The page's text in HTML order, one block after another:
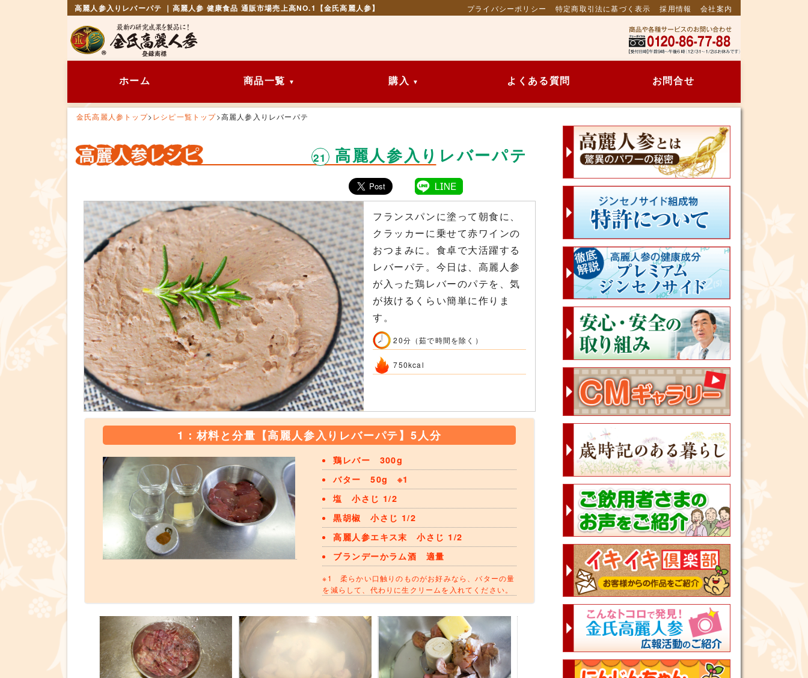
高麗人参入りレバーパテ ｜高麗人参 健康食品 通販市場売上高NO.1【金氏高麗人参】 プライバシーポリシー 特定商取引法に基づく表示 採用情報 会社案内
ホーム 商品一覧 購入 よくある質問 お問合せ
金氏高麗人参トップ>レシピ一覧トップ>高麗人参入りレバーパテ
21高麗人参入りレバーパテ
フランスパンに塗って朝食に、
クラッカーに乗せて赤ワインの
おつまみに。食卓で大活躍する
レバーパテ。今日は、高麗人参
が入った鶏レバーのパテを、気
が抜けるくらい簡単に作りま
す。
20分（茹で時間を除く）
750kcal
1：材料と分量【高麗人参入りレバーパテ】5人分
鶏レバー 300g
バター 50g ※1
塩 小さじ 1/2
黒胡椒 小さじ 1/2
高麗人参エキス末 小さじ 1/2
ブランデーかラム酒 適量
※1 柔らかい口触りのものがお好みなら、バターの量
を減らして、代わりに生クリームを入れてください。